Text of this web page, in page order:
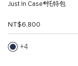
Just In Case®托特包
NT$6,800
4